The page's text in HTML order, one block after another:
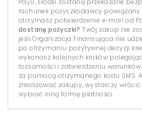
PayU, środki zostaną przekazane
rachunek pożyczkodawcy powiązany
otrzymasz potwierdzenie e-mail od
dostanę pożyczki? Twój zakup nie
jeśli Organizacja Finansująca nie
po otrzymaniu pozytywnej decyzji
wykonasz kolejnych kroków
tożsamości i zatwierdzeniu
za pomocą otrzymanego kodu SMS.
zrealizować zakupy, wystarczy
wybrać inną formę płatności.